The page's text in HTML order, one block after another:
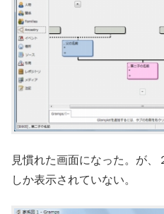
見慣れた画面になった。が、
しか表示されていない。